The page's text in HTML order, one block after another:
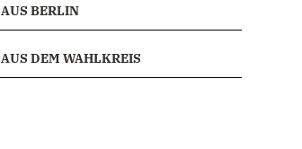
AUS BERLIN
AUS DEM WAHLKREIS